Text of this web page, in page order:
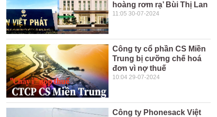
hoàng rơm rạ’ Bùi Thị Lan
11:05 30-07-2024
Công ty cổ phần CS Miền
Trung bị cưỡng chế hoá
đơn vì nợ thuế
10:04 29-07-2024
Công ty Phonesack Việt